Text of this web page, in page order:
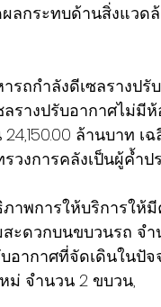
ลกระทบด้านสิ่งแวด
รถกำลังดีเซลรางปรั
ลรางปรับอากาศไม่มี
ล้านบาท เ
วงการคลังเป็นผู้ค้ำป
าพการให้บริการให้
ะดวกบนขบวนรถ จำ
อากาศที่จัดเดินในปั
ม่ จำนวน 2 ขบวน,